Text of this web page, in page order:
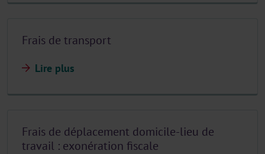
Frais de transport
Lire plus
Frais de déplacement domicile-lieu de
travail : exonération fiscale